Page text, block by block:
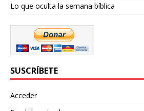
Lo que oculta la semana bíblica
SUSCRÍBETE
Acceder